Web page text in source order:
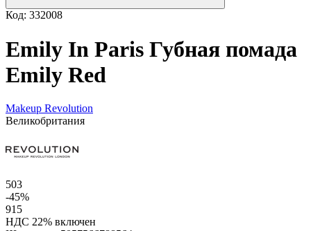
Код: 332008
Emily In Paris Губная помада
Emily Red
Makeup Revolution
Великобритания
503
-45%
915
НДС 22% включен